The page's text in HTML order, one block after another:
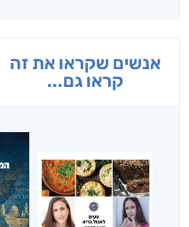
אנשים שקראו את זה
קראו גם...